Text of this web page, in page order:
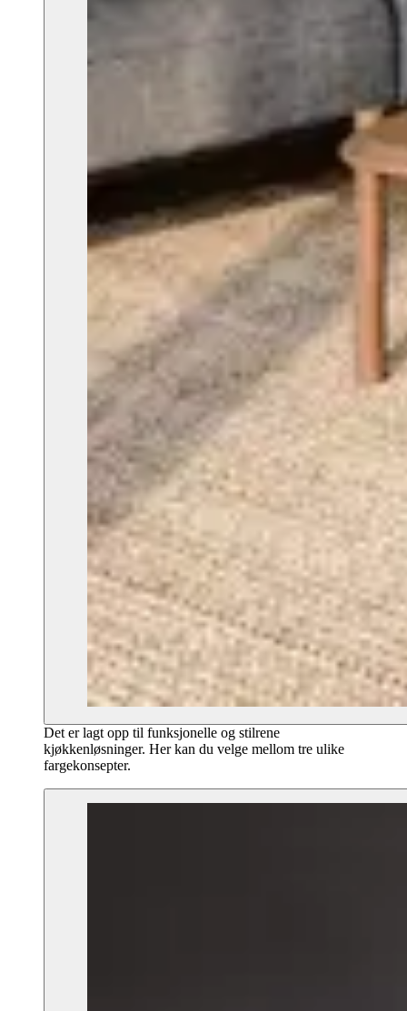
Det er lagt opp til funksjonelle og stilrene
kjøkkenløsninger. Her kan du velge mellom tre ulike
fargekonsepter.